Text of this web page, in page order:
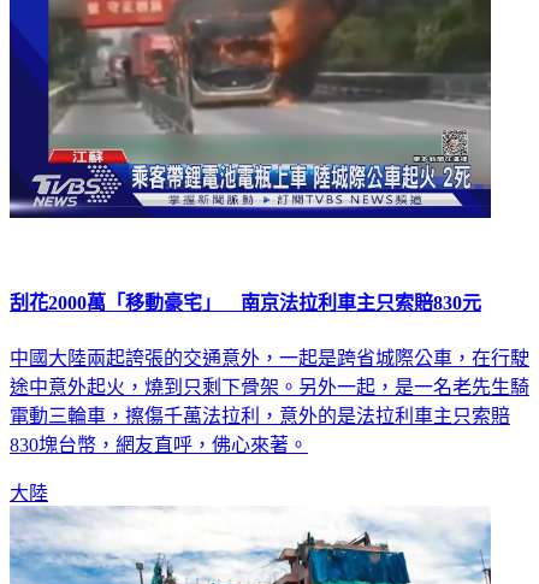
刮花2000萬「移動豪宅」 南京法拉利車主只索賠830元
中國大陸兩起誇張的交通意外，一起是跨省城際公車，在行駛
途中意外起火，燒到只剩下骨架。另外一起，是一名老先生騎
電動三輪車，擦傷千萬法拉利，意外的是法拉利車主只索賠
830塊台幣，網友直呼，佛心來著。
大陸